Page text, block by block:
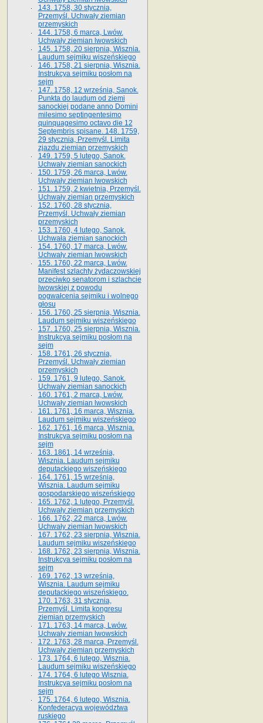
143. 1758, 30 stycznia,
Przemyśl. Uchwały ziemian
przemyskich
144. 1758, 6 marca, Lwów.
Uchwały ziemian lwowskich
145. 1758, 20 sierpnia, Wisznia.
Laudum sejmiku wiszeńskiego
146. 1758, 21 sierpnia, Wisznia.
Instrukcya sejmiku posłom na
sejm
147. 1758, 12 września, Sanok.
Punkta do laudum od ziemi
sanockiej podane anno Domini
milesimo septingentesimo
quinquagesimo octavo die 12
Septembris spisane. 148. 1759,
29 stycznia, Przemyśl. Limita
zjazdu ziemian przemyskich
149. 1759, 5 lutego, Sanok.
Uchwały ziemian sanockich
150. 1759, 26 marca, Lwów.
Uchwały ziemian lwowskich
151. 1759, 2 kwietnia, Przemyśl.
Uchwały ziemian przemyskich
152. 1760, 28 stycznia,
Przemyśl. Uchwały ziemian
przemyskich
153. 1760, 4 lutego, Sanok.
Uchwała ziemian sanockich
154. 1760, 17 marca, Lwów.
Uchwały ziemian lwowskich
155. 1760, 22 marca, Lwów.
Manifest szlachty żydaczowskiej
przeciwko senatorom i szlachcie
lwowskiej z po­wodu
pogwałcenia sejmiku i wolnego
głosu
156. 1760, 25 sierpnia, Wisznia.
Laudum sejmiku wiszeńskiego
157. 1760, 25 sierpnia, Wisznia.
Instrukcya sejmiku posłom na
sejm
158. 1761, 26 stycznia,
Przemyśl. Uchwały ziemian
przemyskich
159. 1761, 9 lutego, Sanok.
Uchwały ziemian sanockich
160. 1761, 2 marca, Lwów.
Uchwały ziemian lwowskich
161. 1761, 16 marca, Wisznia.
Laudum sejmiku wiszeńskiego
162. 1761, 16 marca, Wisznia.
Instrukcya sejmiku posłom na
sejm
163. 1861, 14 września,
Wisznia. Laudum sejmiku
deputackiego wiszeńskiego
164. 1761, 15 września,
Wisznia. Laudum sejmiku
gospodarskiego wiszeńskiego
165. 1762, 1 lutego, Przemyśl.
Uchwały ziemian przemyskich
166. 1762, 22 marca, Lwów.
Uchwały ziemian lwowskich
167. 1762, 23 sierpnia, Wisznia.
Laudum sejmiku wiszeńskiego
168. 1762, 23 sierpnia, Wisznia.
Instrukcya sejmiku posłom na
sejm
169. 1762, 13 września,
Wisznia. Laudum sejmiku
deputackiego wiszeńskiego.
170. 1763, 31 stycznia,
Przemyśl. Limita kongresu
ziemian przemyskich
171. 1763, 14 marca, Lwów.
Uchwały ziemian lwowskich
172. 1763, 28 marca, Przemyśl.
Uchwały ziemian przemyskich
173. 1764, 6 lutego, Wisznia.
Laudum sejmiku wiszeńskiego
174. 1764, 6 lutego Wisznia.
Instrukcya sejmiku posłom na
sejm
175. 1764, 6 lutego, Wisznia.
Konfederacya województwa
ruskiego